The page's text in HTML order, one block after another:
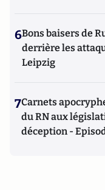
6Bons baisers de
derrière les
Leipzig
7Carnets
du RN aux
déception -